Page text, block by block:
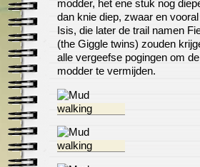
modder, het ene stuk nog
dan knie diep, zwaar en
Isis, die later de trail namen
(the Giggle twins) zouden
alle vergeefse pogingen om
modder te vermijden.